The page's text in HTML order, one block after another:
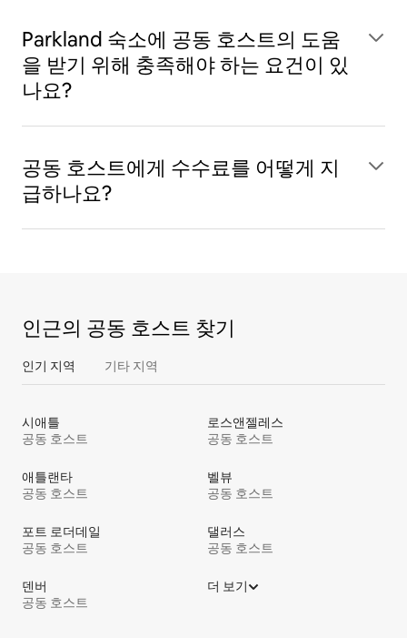
Parkland 숙소에 공동 호스트의 도움
을 받기 위해 충족해야 하는 요건이 있
나요?
공동 호스트에게 수수료를 어떻게 지
급하나요?
인근의 공동 호스트 찾기
인기 지역 기타 지역
시애틀
공동 호스트
로스앤젤레스
공동 호스트
애틀랜타
공동 호스트
벨뷰
공동 호스트
포트 로더데일
공동 호스트
댈러스
공동 호스트
덴버
공동 호스트
더 보기